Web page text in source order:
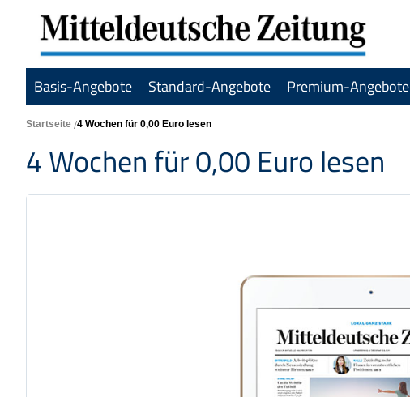
Basis-Angebote Standard-Angebote Premium-Angebote
Startseite 4 Wochen für 0,00 Euro lesen
4 Wochen für 0,00 Euro lesen